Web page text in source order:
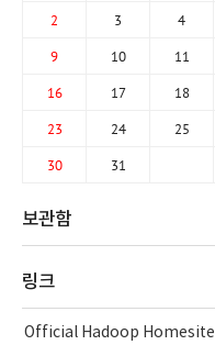
2 3 4
9 10 11
16 17 18
23 24 25
30 31
보관함
링크
Official Hadoop Homesite